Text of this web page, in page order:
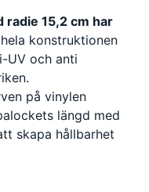
radie 15,2 cm har
konstruktionen
UV och anti
på vinylen
längd med
skapa hållbarhet